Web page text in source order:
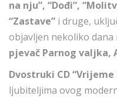
na nju”, “Dođi”,
“Zastave” i druge,
objavljen nekoliko
pjevač Parnog valjka,
Dvostruki CD
ljubiteljima ovog